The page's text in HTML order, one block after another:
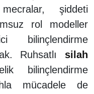
şiddeti
rol modeller
bilinçlendirme
Ruhsatlı silah
bilinçlendirme
mücadele de